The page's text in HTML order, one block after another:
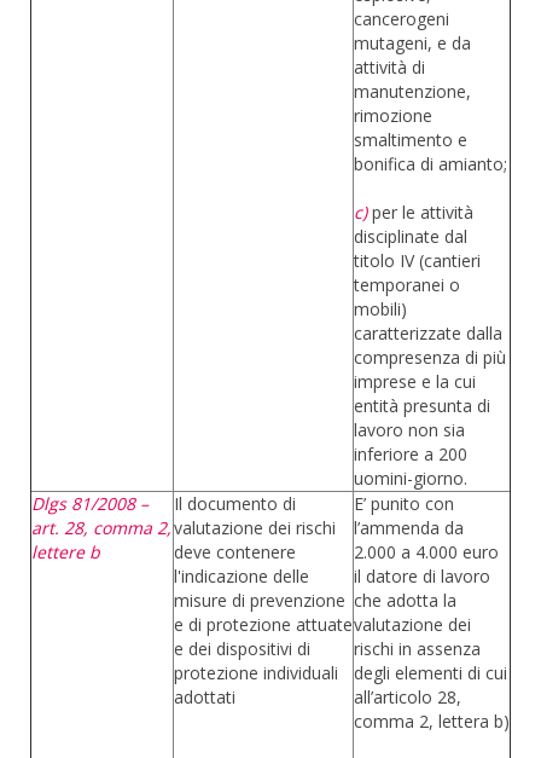
cancerogeni
mutageni, e da
attività di
manutenzione,
rimozione
smaltimento e
bonifica di amianto;
c)per le attività
disciplinate dal
titolo IV (cantieri
temporanei o
mobili)
caratterizzate dalla
compresenza di più
imprese e la cui
entità presunta di
lavoro non sia
inferiore a 200
uomini-giorno.
Dlgs 81/2008 –
art. 28, comma 2,
lettere b
Il documento di
valutazione dei rischi
deve contenere
l'indicazione delle
misure di prevenzione
e di protezione attuate
e dei dispositivi di
protezione individuali
adottati
E’ punito con
l’ammenda da
2.000 a 4.000 euro
il datore di lavoro
che adotta la
valutazione dei
rischi in assenza
degli elementi di cui
all’articolo 28,
comma 2, lettera b)